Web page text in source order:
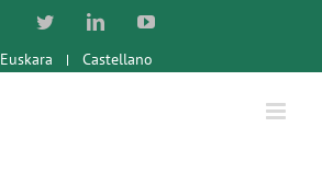
FacebookTwitterLinkedInYouTube
Euskara Castellano